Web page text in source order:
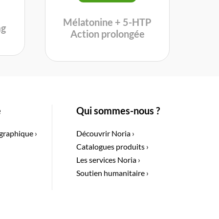
Mélatonine + 5-HTP
Action prolongée
›
Qui sommes-nous ?
Découvrir Noria ›
Catalogues produits ›
Les services Noria ›
Soutien humanitaire ›